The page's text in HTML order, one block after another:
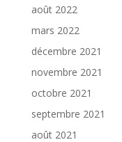
août 2022
mars 2022
décembre 2021
novembre 2021
octobre 2021
septembre 2021
août 2021